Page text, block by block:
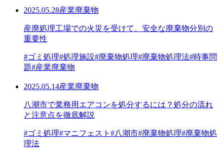
2025.05.28産業廃棄物
産廃処理工場での火災を受けて、安全な廃棄物分別の
重要性
#ゴミ処理#処理施設#廃棄物処理#廃棄物処理法#時事問
題#産業廃棄物
2025.05.14産業廃棄物
八潮市で業務用エアコンを処分するには？処分の流れ
と注意点を徹底解説
#ゴミ処理#マニフェスト #八潮市#廃棄物処理#廃棄物処
理法